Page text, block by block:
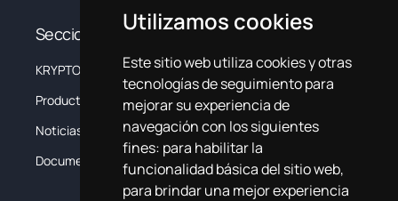
Utilizamos cookies
Este sitio web utiliza cookies y otras
tecnologías de seguimiento para
mejorar su experiencia de
navegación con los siguientes
fines: para habilitar la
funcionalidad básica del sitio web,
para brindar una mejor experiencia
Secciones
KRYPTON
La Empresa
Productos
Sistemas
Noticias
Formación
Documentación
Contacta